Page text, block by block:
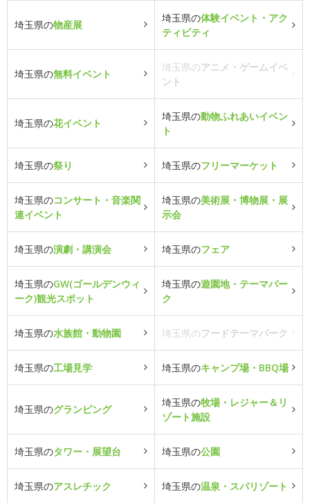
埼玉県の物産展
埼玉県の体験イベント・アク
ティビティ
埼玉県の無料イベント
埼玉県のアニメ・ゲームイベ
ント
埼玉県の花イベント
埼玉県の動物ふれあいイベン
ト
埼玉県の祭り 埼玉県のフリーマーケット
埼玉県のコンサート・音楽関
連イベント
埼玉県の美術展・博物展・展
示会
埼玉県の演劇・講演会 埼玉県のフェア
埼玉県のGW(ゴールデンウィ
ーク)観光スポット
埼玉県の遊園地・テーマパー
ク
埼玉県の水族館・動物園 埼玉県のフードテーマパーク
埼玉県の工場見学 埼玉県のキャンプ場・BBQ場
埼玉県のグランピング
埼玉県の牧場・レジャー＆リ
ゾート施設
埼玉県のタワー・展望台 埼玉県の公園
埼玉県のアスレチック 埼玉県の温泉・スパリゾート